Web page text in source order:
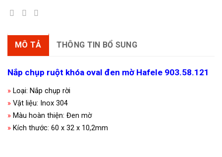
MÔ TẢ THÔNG TIN BỔ SUNG
Nắp chụp ruột khóa oval đen mờ Hafele 903.58.121
» Loại: Nắp chụp rời
» Vật liệu: Inox 304
» Màu hoàn thiện: Đen mờ
» Kích thước: 60 x 32 x 10,2mm